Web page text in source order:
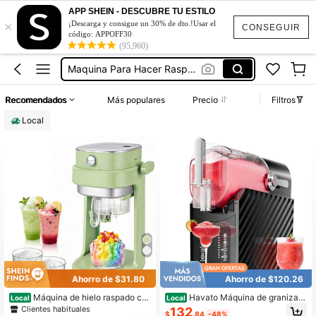
CONSEGUIR
×
APP SHEIN - DESCUBRE TU ESTILO
¡Descarga y consigue un 30% de dto.!Usar el
código: APPOFF30
(95,960)
Máquina De Hielo
Trituradora De Hielo
Moledor De Hielo
Maquina Para Hacer Raspados Hielo
Recomendados Más populares Precio
Filtros
Local
Ahorro de $31.80
Local Máquina de hielo raspado co
n botones ajustables y función eléc
Clientes habituales
Ahorro de $120.26
Local Havato Máquina de granizad
os sin necesidad de hielo, máquina
$132.84 -48%